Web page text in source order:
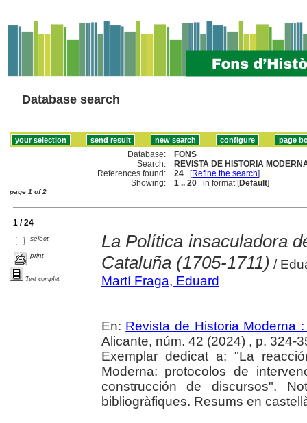
Database search
Database:
FONS
Search:
REVISTA DE HISTORIA
References found:
24 [Refine the search]
Showing:
1 .. 20 in format [Default]
page 1 of 2
1 / 24
select
print
Text complet
La Política insaculadora
Cataluña (1705-1711) /
Martí Fraga, Eduard
En: Revista de Historia Moderna
Alicante, núm. 42 (2024) , p. 324-
Exemplar dedicat a: "La
Moderna: protocolos de
construcción de discursos".
bibliogràfiques. Resums en